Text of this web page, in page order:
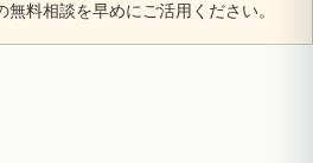
料相談を早めにご活用ください。